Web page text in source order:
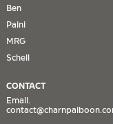
Ben
Paini
MRG
Schell
CONTACT
Email.